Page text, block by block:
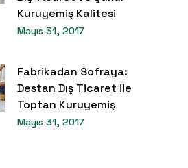
Kuruyemiş Kalitesi
Mayıs 31, 2017
Fabrikadan Sofraya:
Destan Dış Ticaret ile
Toptan Kuruyemiş
Mayıs 31, 2017